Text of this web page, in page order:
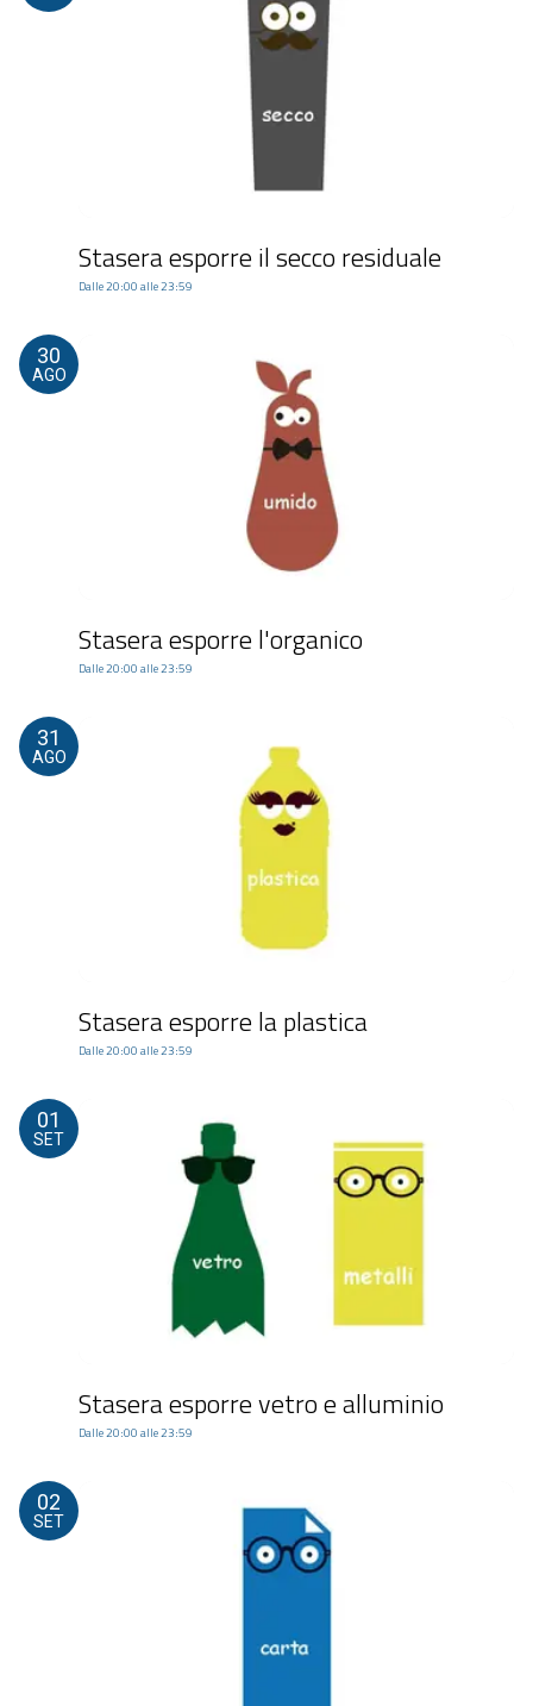
Stasera esporre il secco residuale
Dalle 20:00 alle 23:59
30
AGO
Stasera esporre l'organico
Dalle 20:00 alle 23:59
31
AGO
Stasera esporre la plastica
Dalle 20:00 alle 23:59
01
SET
Stasera esporre vetro e alluminio
Dalle 20:00 alle 23:59
02
SET